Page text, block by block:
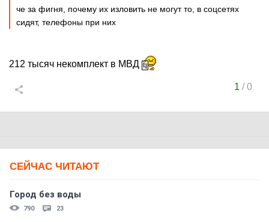
че за фигня, почему их изловить не могут то, в соцсетях
сидят, телефоны при них
212 тысяч некомплект в МВД
1 /0
СЕЙЧАС ЧИТАЮТ
Город без воды
790 23